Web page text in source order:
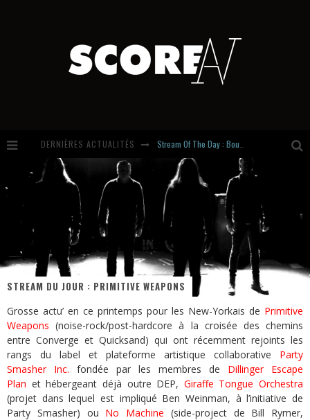
DERNIÈRES ACTUALITÉS
Russian Circles share « Empath » & « Eluvial » singles. Same Language. Different Damage.
STREAM DU JOUR : PRIMITIVE WEAPONS
Grosse actu’ en ce printemps pour les New-Yorkais de Primitive
Weapons (noise-rock/post-hardcore à la croisée des chemins
entre Converge et Quicksand) qui ont récemment rejoints les
rangs du label et plateforme artistique collaborative Party
Smasher Inc. fondée par les membres de Dillinger Escape
Plan et hébergeant déjà outre DEP, Giraffe Tongue Orchestra
(projet dans lequel est impliqué Ben Weinman, à l’initiative de
Party Smasher) ou No Machine (side-project de Bill Rymer,